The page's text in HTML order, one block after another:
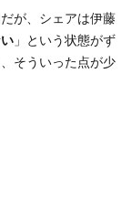
が、シェアは伊藤
」という状態がず
そういった点が少